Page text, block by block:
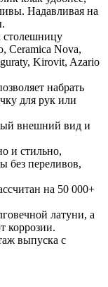
Надавливая на
столешницу
Ceramica Nova,
Kirovit, Azario
набрать
для рук или
внешний вид и
и стильно,
без переливов,
на 50 000+
латуни, а
коррозии.
выпуска с